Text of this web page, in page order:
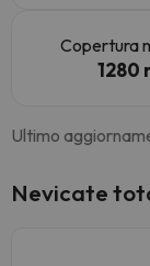
Copertura
1280
Ultimo
Nevicate